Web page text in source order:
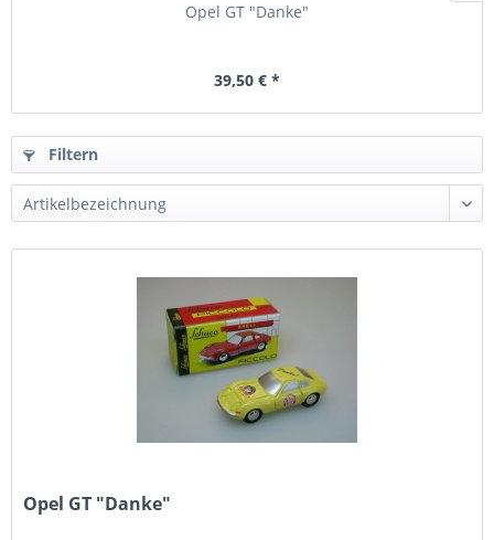
Opel GT "Danke"
39,50 € *
Filtern
Opel GT "Danke"